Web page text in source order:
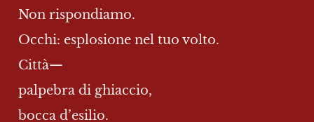
Non rispondiamo.
Occhi: esplosione nel tuo volto.
Città—
palpebra di ghiaccio,
bocca d’esilio.